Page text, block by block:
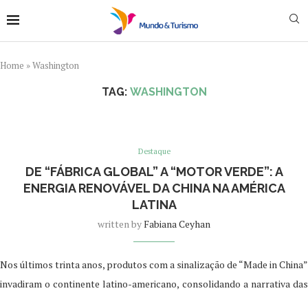
Home »Washington
TAG: WASHINGTON
Destaque
DE “FÁBRICA GLOBAL” A “MOTOR VERDE”: A
ENERGIA RENOVÁVEL DA CHINA NA AMÉRICA
LATINA
written byFabiana Ceyhan
Nos últimos trinta anos, produtos com a sinalização de “Made in China”
invadiram o continente latino-americano, consolidando a narrativa das